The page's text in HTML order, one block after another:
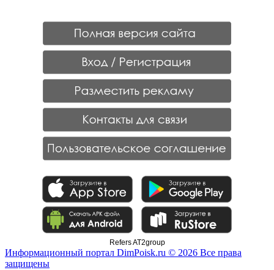
Refers AT2group
Информационный портал DimPoisk.ru © 2026 Все права
защищены